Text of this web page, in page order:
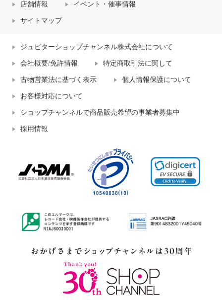
店舗情報 イベント・催事情報
サイトマップ
ジュピターショップチャンネル株式会社について
会社概要/免許情報 特定商取引法に関して
古物営業法に基づく表示 個人情報保護について
お客様対応について
ショップチャンネルで商品販売希望の事業者募集中
採用情報